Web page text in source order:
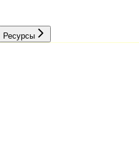
Ресурсы